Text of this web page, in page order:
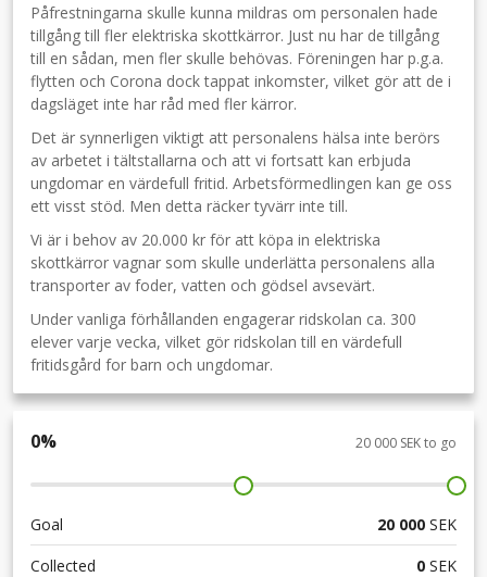
Påfrestningarna skulle kunna mildras om personalen hade
tillgång till fler elektriska skottkärror. Just nu har de tillgång
till en sådan, men fler skulle behövas. Föreningen har p.g.a.
flytten och Corona dock tappat inkomster, vilket gör att de i
dagsläget inte har råd med fler kärror.
Det är synnerligen viktigt att personalens hälsa inte berörs
av arbetet i tältstallarna och att vi fortsatt kan erbjuda
ungdomar en värdefull fritid. Arbetsförmedlingen kan ge oss
ett visst stöd. Men detta räcker tyvärr inte till.
Vi är i behov av 20.000 kr för att köpa in elektriska
skottkärror vagnar som skulle underlätta personalens alla
transporter av foder, vatten och gödsel avsevärt.
Under vanliga förhållanden engagerar ridskolan ca. 300
elever varje vecka, vilket gör ridskolan till en värdefull
fritidsgård for barn och ungdomar.
0% 20 000 SEK to go
Goal 20 000 SEK
Collected
0 SEK